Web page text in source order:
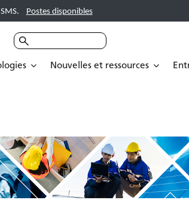
Postes disponibles
Nouvelles et ressources